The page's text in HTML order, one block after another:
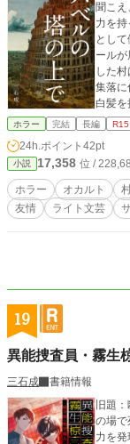
聞こ
力を
とし
ール
した
集落に
白髪
自分な
ホラー 完結 長編 R15
24h.ポイント 42pt
小説 17,358 位 /
ホラー オカルト
友情
ライト文芸
19
異能捜査員・霧生
三石成
書籍情報
旧題：断末魔の視
の場で
力を